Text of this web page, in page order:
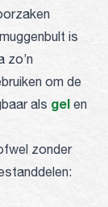
is
zo’n
om de
als gel en
zonder